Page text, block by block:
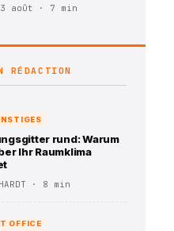
3 août · 7 min
RÉDACTION
rund: Warum
Ihr Raumklima
· 8 min
OFFICE